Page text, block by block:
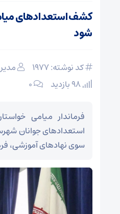
کشف استعدادهای
شود
کد نوشته: 1977
۰
فرماندار میامی
استعدادهای جوانان
سوی نهادهای آموزشی،